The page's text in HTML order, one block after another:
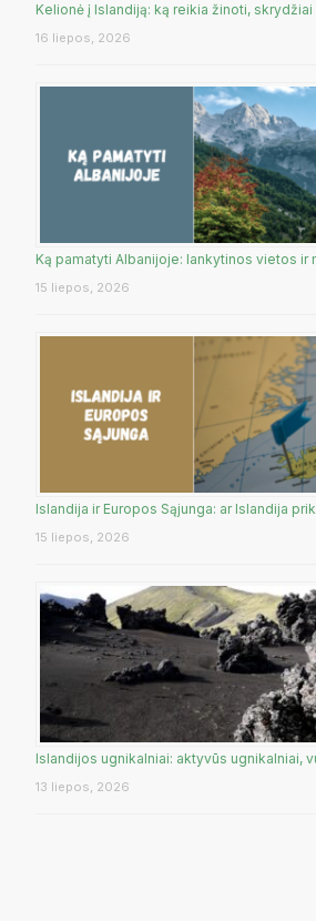
Kelionė į Islandiją: ką reikia žinoti,
16 liepos, 2026
Ką pamatyti Albanijoje: lankytinos vietos ir
15 liepos, 2026
Islandija ir Europos Sąjunga: ar Islandija
15 liepos, 2026
Islandijos ugnikalniai: aktyvūs ugnikalniai,
13 liepos, 2026